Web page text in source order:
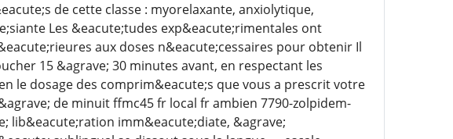
de cette classe : myorelaxante, anxiolytique,
Les &eacute;tudes exp&eacute;rimentales ont
aux doses n&eacute;cessaires pour obtenir Il
15 &agrave; 30 minutes avant, en respectant les
le dosage des comprim&eacute;s que vous a prescrit votre
de minuit ffmc45 fr local fr ambien 7790-zolpidem-
lib&eacute;ration imm&eacute;diate, &agrave;